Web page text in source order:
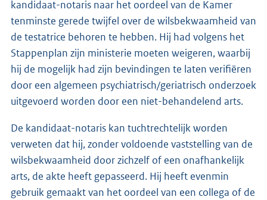
kandidaat-notaris naar het oordeel van de Kamer
tenminste gerede twijfel over de wilsbekwaamheid van
de testatrice behoren te hebben. Hij had volgens het
Stappenplan zijn ministerie moeten weigeren, waarbij
hij de mogelijk had zijn bevindingen te laten verifiëren
door een algemeen psychiatrisch/geriatrisch onderzoek
uitgevoerd worden door een niet-behandelend arts.
De kandidaat-notaris kan tuchtrechtelijk worden
verweten dat hij, zonder voldoende vaststelling van de
wilsbekwaamheid door zichzelf of een onafhankelijk
arts, de akte heeft gepasseerd. Hij heeft evenmin
gebruik gemaakt van het oordeel van een collega of de